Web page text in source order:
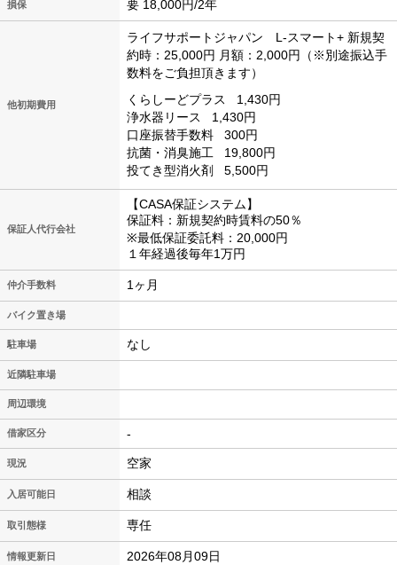
損保 要 18,000円/2年
他初期費用
ライフサポートジャパン L-スマート+ 新規契
約時：25,000円 月額：2,000円（※別途振込手
数料をご負担頂きます）
くらしーどプラス
1,430円
浄水器リース
1,430円
口座振替手数料
300円
抗菌・消臭施工
19,800円
投てき型消火剤
5,500円
保証人代行会社
【CASA保証システム】
保証料：新規契約時賃料の50％
※最低保証委託料：20,000円
１年経過後毎年1万円
仲介手数料 1ヶ月
バイク置き場
駐車場 なし
近隣駐車場
周辺環境
借家区分 -
現況 空家
入居可能日 相談
取引態様 専任
情報更新日 2026年08月09日